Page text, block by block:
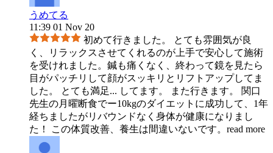
うめてる
11:39 01 Nov 20
初めて行きました。 とても雰囲気が良
く、リラックスさせてくれるのが上手で安心して施術
を受けれました。鍼も痛くなく、終わって鏡を見たら
目がパッチリして顔がスッキリとリフトアップしてま
した。 とても満足... してます。 また行きます。 関口
先生の月曜断食でー10kgのダイエットに成功して、1年
経ちましたがリバウンドなく身体が健康になりまし
た！ この体質改善、養生は間違いないです。 read more